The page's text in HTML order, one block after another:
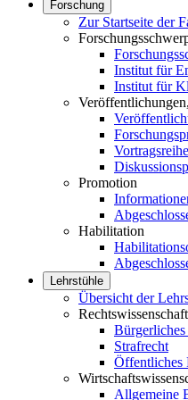
Forschung
Zur Startseite der
Institut für
Institut für
Promotion
Habilitation
Lehrstühle
Übersicht der
Strafrecht
Öffentliches
Allgemeine